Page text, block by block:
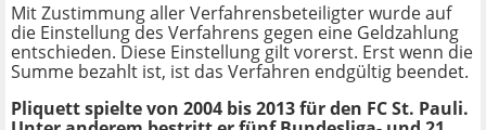
Mit Zustimmung aller Verfahrensbeteiligter wurde auf
die Einstellung des Verfahrens gegen eine Geldzahlung
entschieden. Diese Einstellung gilt vorerst. Erst wenn die
Summe bezahlt ist, ist das Verfahren endgültig beendet.
Pliquett spielte von 2004 bis 2013 für den FC St. Pauli.